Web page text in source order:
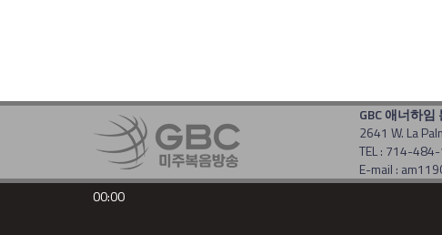
GBC 애너하임
2641 W. La
TEL : 714-
E-mail :
Copyright(c)
00:00